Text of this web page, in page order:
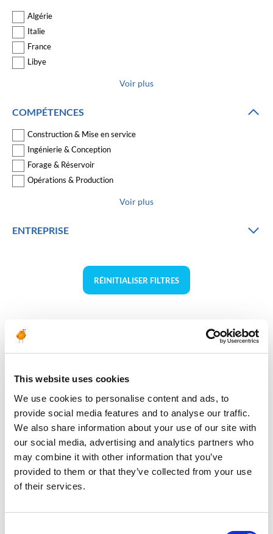
This website uses cookies
We use cookies to personalise content and ads, to
provide social media features and to analyse our traffic.
We also share information about your use of our site with
our social media, advertising and analytics partners who
may combine it with other information that you’ve
provided to them or that they’ve collected from your use
of their services.
Algérie
Italie
France
Libye
Voir plus
COMPÉTENCES
Construction & Mise en service
Ingénierie & Conception
Forage & Réservoir
Opérations & Production
Voir plus
ENTREPRISE
RÉINITIALISER FILTRES
FORAGE & RÉSERVOIR
Publié il y a 5 mois
Snubbing Supervisor
ANGOLA